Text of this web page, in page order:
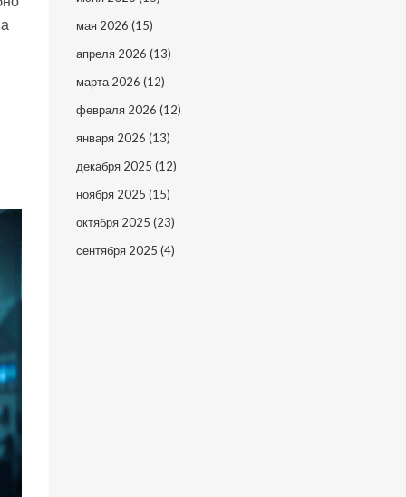
мая 2026 (15)
апреля 2026 (13)
марта 2026 (12)
февраля 2026 (12)
января 2026 (13)
декабря 2025 (12)
ноября 2025 (15)
октября 2025 (23)
сентября 2025 (4)